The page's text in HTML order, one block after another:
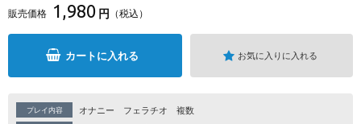
販売価格 1,980 円 （税込）
カートに入れる お気に入りに入れる
プレイ内容 オナニー フェラチオ 複数